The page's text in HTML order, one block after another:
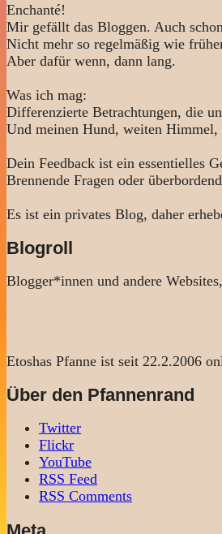
Enchanté!
Mir gefällt das Bloggen. Auch
Nicht mehr so regelmäßig wie
Aber dafür wenn, dann lang.
Was ich mag:
Differenzierte Betrachtungen, die
Und meinen Hund, weiten Himmel,
Dein Feedback ist ein essentielles
Brennende Fragen oder
Es ist ein privates Blog, daher
Blogroll
Blogger*innen und andere
Etoshas Pfanne ist seit 22.2.2006
Über den Pfannenrand
Twitter
Flickr
YouTube
RSS Feed
RSS Comments